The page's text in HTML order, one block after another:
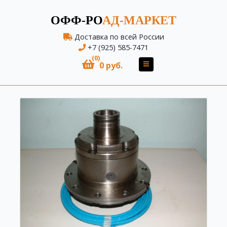
ОФФ-РОАД-МАРКЕТ
Доставка по всей России
+7 (925) 585-7471
(0)
0 руб.